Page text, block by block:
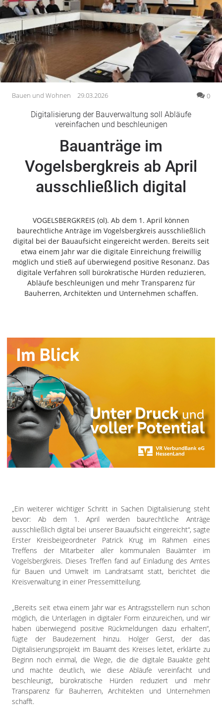
Gesundheit
Kultur
Lifestyle
Wirtschaft
Vogelsberg
Alsfeld
Lauterbach
Romrod
Homberg
Ohm
Schotten
Schlitz
Feldatal
Freiensteinau
Gemünden
Grebenau
Grebenhain
Herbstein
Kirtorf
Schwalmtal
Ulrichstein
Wartenberg
Schwalm
Fulda
Gießen
Impressum
Datenschutzerklärung
Bauen und Wohnen 29.03.2026 0
Digitalisierung der Bauverwaltung soll Abläufe
vereinfachen und beschleunigen
Bauanträge im
Vogelsbergkreis ab April
ausschließlich digital
VOGELSBERGKREIS (ol). Ab dem 1. April können
baurechtliche Anträge im Vogelsbergkreis ausschließlich
digital bei der Bauaufsicht eingereicht werden. Bereits seit
etwa einem Jahr war die digitale Einreichung freiwillig
möglich und stieß auf überwiegend positive Resonanz. Das
digitale Verfahren soll bürokratische Hürden reduzieren,
Abläufe beschleunigen und mehr Transparenz für
Bauherren, Architekten und Unternehmen schaffen.
„Ein weiterer wichtiger Schritt in Sachen Digitalisierung steht
bevor: Ab dem 1. April werden baurechtliche Anträge
ausschließlich digital bei unserer Bauaufsicht eingereicht“, sagte
Erster Kreisbeigeordneter Patrick Krug im Rahmen eines
Treffens der Mitarbeiter aller kommunalen Bauämter im
Vogelsbergkreis. Dieses Treffen fand auf Einladung des Amtes
für Bauen und Umwelt im Landratsamt statt, berichtet die
Kreisverwaltung in einer Pressemitteilung.
„Bereits seit etwa einem Jahr war es Antragsstellern nun schon
möglich, die Unterlagen in digitaler Form einzureichen, und wir
haben überwiegend positive Rückmeldungen dazu erhalten“,
fügte der Baudezernent hinzu. Holger Gerst, der das
Digitalisierungsprojekt im Bauamt des Kreises leitet, erklärte zu
Beginn noch einmal, die Wege, die die digitale Bauakte geht
und machte deutlich, wie diese Abläufe vereinfacht und
beschleunigt, bürokratische Hürden reduziert und mehr
Transparenz für Bauherren, Architekten und Unternehmen
schafft.